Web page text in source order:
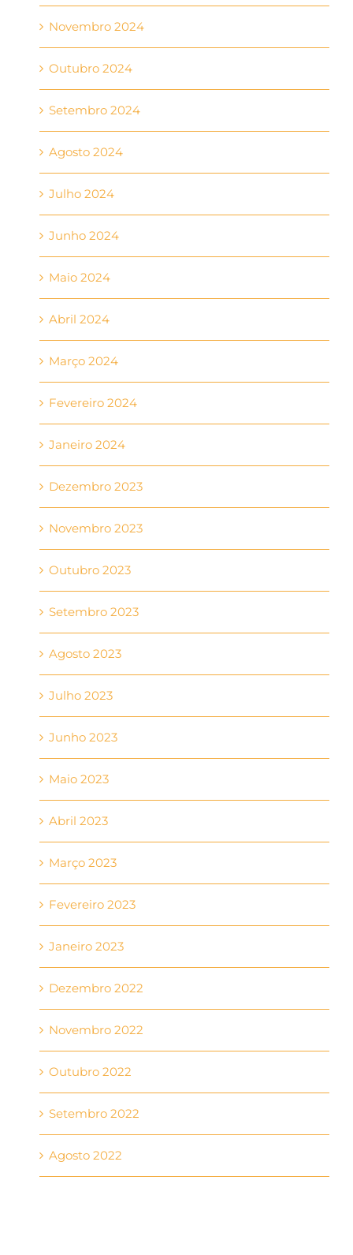
Novembro 2024
Outubro 2024
Setembro 2024
Agosto 2024
Julho 2024
Junho 2024
Maio 2024
Abril 2024
Março 2024
Fevereiro 2024
Janeiro 2024
Dezembro 2023
Novembro 2023
Outubro 2023
Setembro 2023
Agosto 2023
Julho 2023
Junho 2023
Maio 2023
Abril 2023
Março 2023
Fevereiro 2023
Janeiro 2023
Dezembro 2022
Novembro 2022
Outubro 2022
Setembro 2022
Agosto 2022